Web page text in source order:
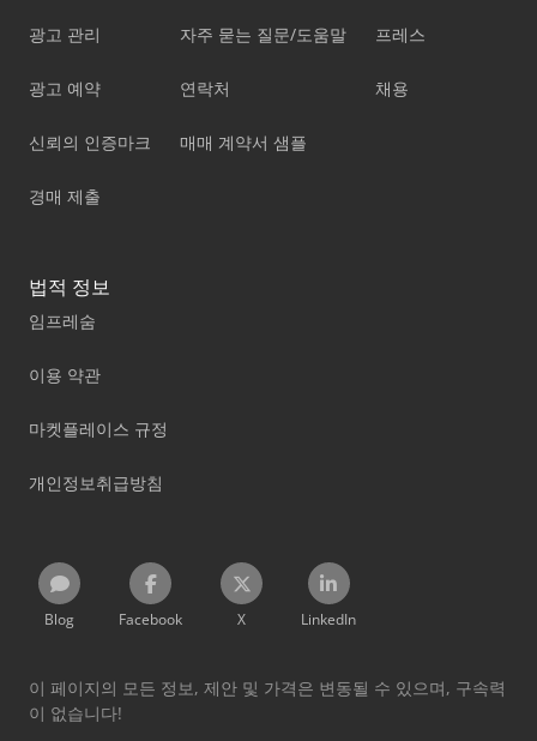
광고 관리
광고 예약
신뢰의 인증마크
경매 제출
자주 묻는 질문/도움말
연락처
매매 계약서 샘플
프레스
채용
법적 정보
임프레숨
이용 약관
마켓플레이스 규정
개인정보취급방침
Blog Facebook X LinkedIn
이 페이지의 모든 정보, 제안 및 가격은 변동될 수 있으며, 구속력
이 없습니다!